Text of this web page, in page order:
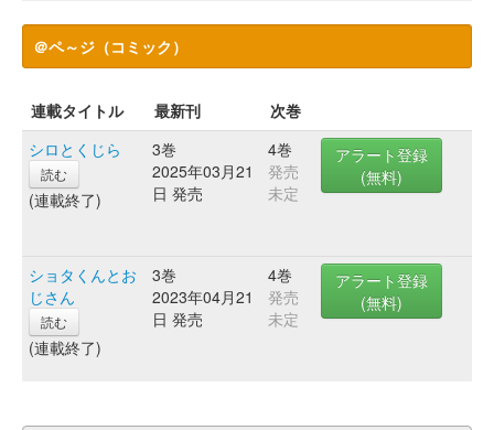
＠ペ～ジ（コミック）
連載タイトル 最新刊
次巻
シロとくじら
読む
(連載終了)
3巻
2025年03月21
日 発売
4巻
発売
未定
アラート登録
(無料)
ショタくんとお
じさん
読む
(連載終了)
3巻
2023年04月21
日 発売
4巻
発売
未定
アラート登録
(無料)